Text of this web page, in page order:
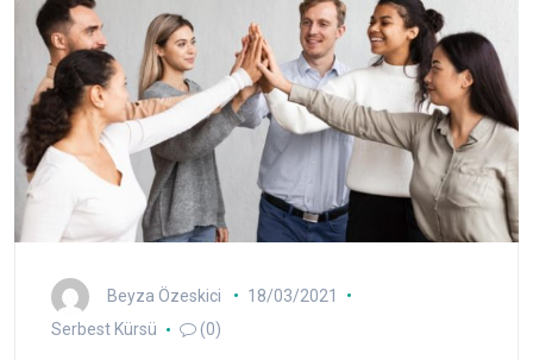
Beyza Özeskici
18/03/2021
Serbest Kürsü
(0)